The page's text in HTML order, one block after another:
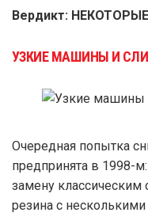
Вердикт:
УЗКИЕ МАШИНЫ И
Очередная попытка
предпринята в 1998-
замену классическим
резина с